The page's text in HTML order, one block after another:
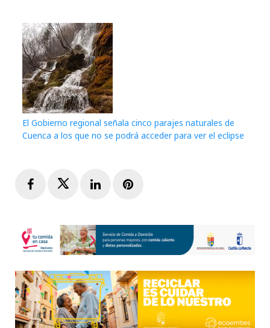
El Gobierno regional señala cinco parajes naturales de
Cuenca a los que no se podrá acceder para ver el eclipse
FacebookTwitterLinkedInPinterest